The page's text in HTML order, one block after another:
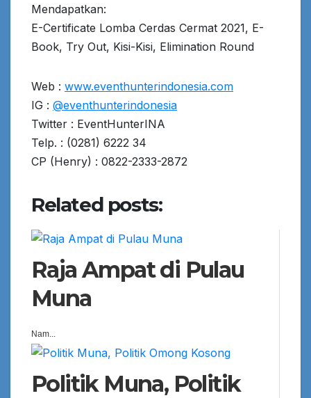
Mendapatkan:
E-Certificate Lomba Cerdas Cermat 2021, E-
Book, Try Out, Kisi-Kisi, Elimination Round
Web : www.eventhunterindonesia.com
IG : @eventhunterindonesia
Twitter : EventHunterINA
Telp. : (0281) 6222 34
CP (Henry) : 0822-2333-2872
Related posts:
Raja Ampat di Pulau
Muna
Nam...
Politik Muna, Politik